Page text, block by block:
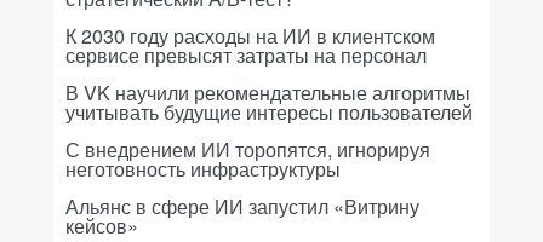
К 2030 году расходы на ИИ в клиентском
сервисе превысят затраты на персонал
В VK научили рекомендательные алгоритмы
учитывать будущие интересы пользователей
С внедрением ИИ торопятся, игнорируя
неготовность инфраструктуры
Альянс в сфере ИИ запустил «Витрину
кейсов»